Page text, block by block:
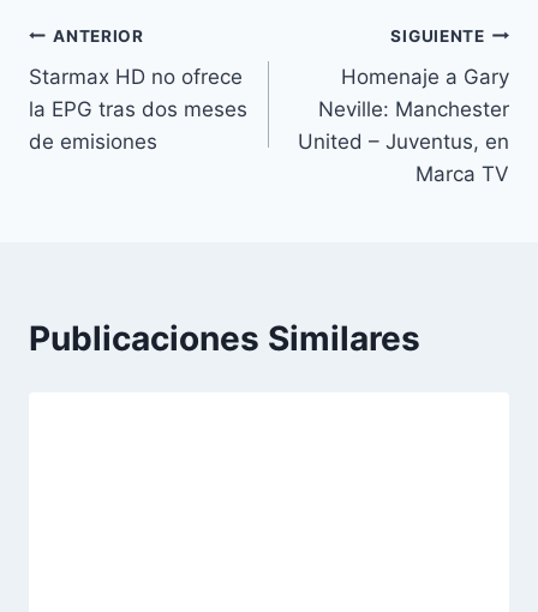
Navegación
de
entradas
ANTERIOR
Starmax HD no ofrece
la EPG tras dos meses
de emisiones
SIGUIENTE
Homenaje a Gary
Neville: Manchester
United – Juventus, en
Marca TV
Publicaciones Similares